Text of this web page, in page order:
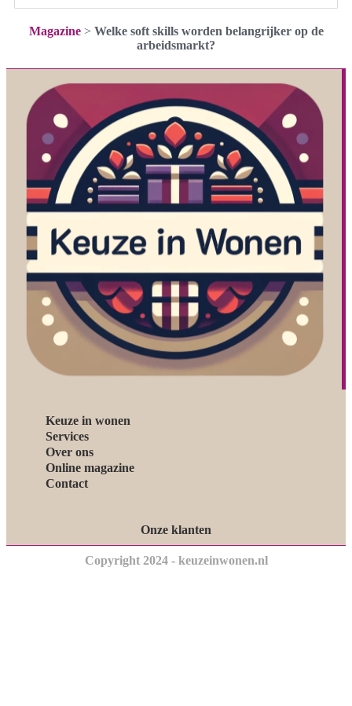
Magazine> Welke soft skills worden belangrijker op de
arbeidsmarkt?
Keuze in wonen
Services
Over ons
Online magazine
Contact
Onze klanten
Copyright 2024 - keuzeinwonen.nl